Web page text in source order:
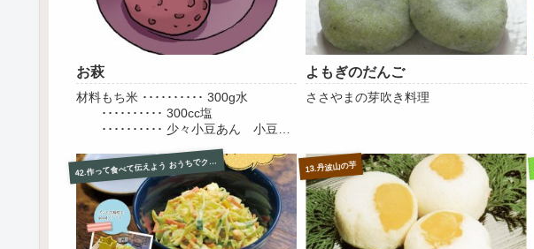
お萩
材料もち米 ･･････････ 300g水
･･････････ 300cc塩
･･････････ 少々小豆あん 小豆
350g 塩 ･･････････ 少々作り方...
よもぎのだんご
ささやまの芽吹き料理
4 2.作って食べて伝えよう おうちでクッキング集 13.丹波山の芋